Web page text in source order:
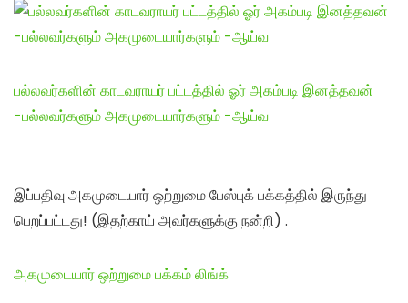
பல்லவர்களின் காடவராயர் பட்டத்தில் ஓர் அகம்படி இனத்தவன்
-பல்லவர்களும் அகமுடையார்களும் -ஆய்வ
இப்பதிவு அகமுடையார் ஒற்றுமை பேஸ்புக் பக்கத்தில் இருந்து
பெறப்பட்டது! (இதற்காய் அவர்களுக்கு நன்றி) .
அகமுடையார் ஒற்றுமை பக்கம் லிங்க்